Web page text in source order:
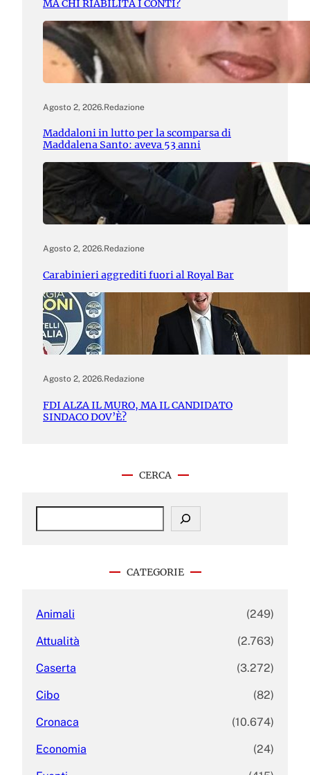
MA CHI RIABILITA I CONTI?
Agosto 2, 2026.Redazione
Maddaloni in lutto per la scomparsa di
Maddalena Santo: aveva 53 anni
Agosto 2, 2026.Redazione
Carabinieri aggrediti fuori al Royal Bar
Agosto 2, 2026.Redazione
FDI ALZA IL MURO, MA IL CANDIDATO
SINDACO DOV’È?
CERCA
S
CATEGORIE
Animali (249)
Attualità (2.763)
Caserta (3.272)
Cibo (82)
Cronaca (10.674)
Economia (24)